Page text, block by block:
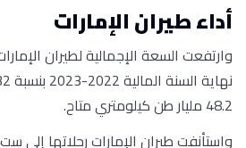
أداء طيران الإمارات
وارتفعت السعة الإجمالية لطيران
48.2 مليار طن كيلومتري متاح.
واستأنفت طيران الإمارات رحلاتها إلى